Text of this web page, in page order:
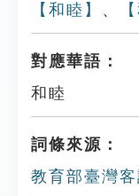
【和睦】 、
對應華語：
和睦
詞條來源：
教育部臺灣